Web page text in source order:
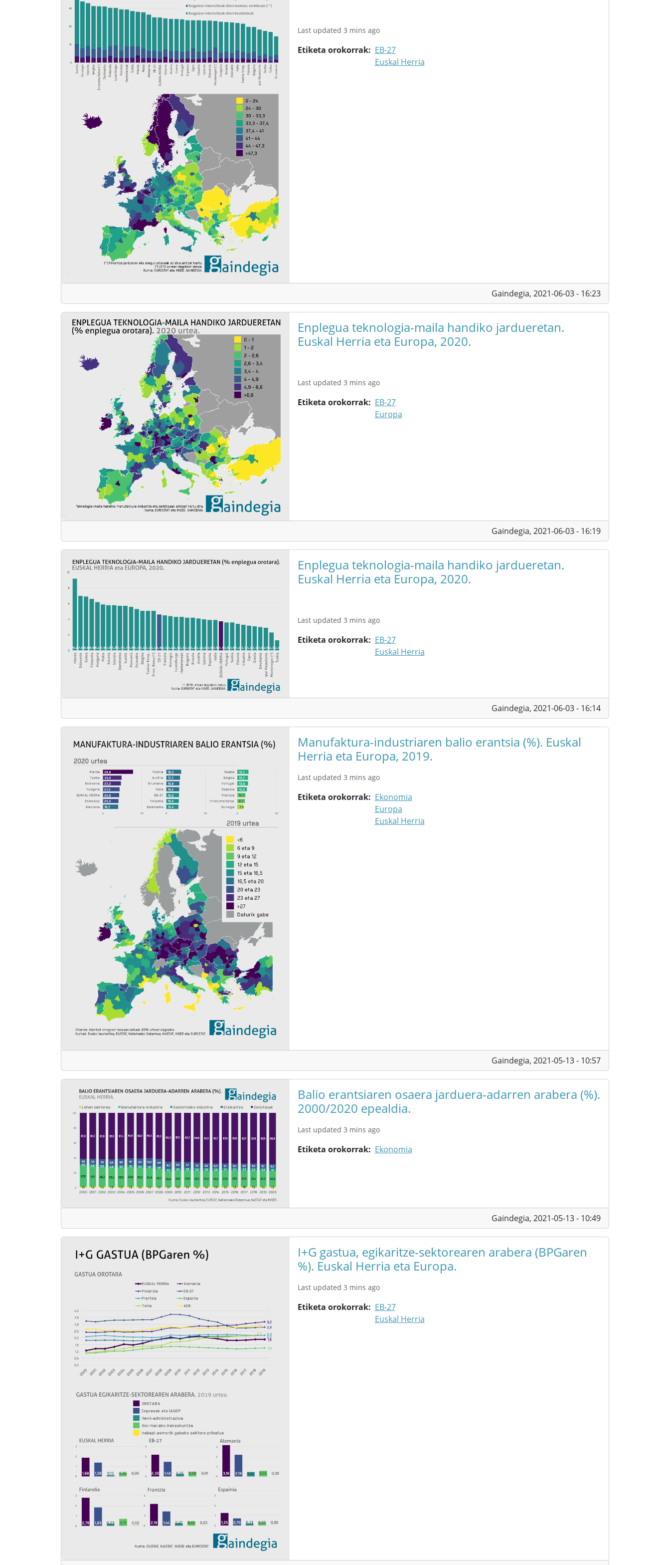
Last updated 3 mins ago
Etiketa orokorrak
EB-27
Euskal Herria
Gaindegia, 2021-06-03 - 16:23
Enplegua teknologia-maila handiko jardueretan.
Euskal Herria eta Europa, 2020.
Last updated 3 mins ago
Etiketa orokorrak
EB-27
Europa
Gaindegia, 2021-06-03 - 16:19
Enplegua teknologia-maila handiko jardueretan.
Euskal Herria eta Europa, 2020.
Last updated 3 mins ago
Etiketa orokorrak
EB-27
Euskal Herria
Gaindegia, 2021-06-03 - 16:14
Manufaktura-industriaren balio erantsia (%). Euskal
Herria eta Europa, 2019.
Last updated 3 mins ago
Etiketa orokorrak
Ekonomia
Europa
Euskal Herria
Gaindegia, 2021-05-13 - 10:57
Balio erantsiaren osaera jarduera-adarren arabera (%).
2000/2020 epealdia.
Last updated 3 mins ago
Etiketa orokorrak Ekonomia
Gaindegia, 2021-05-13 - 10:49
I+G gastua, egikaritze-sektorearen arabera (BPGaren
%). Euskal Herria eta Europa.
Last updated 3 mins ago
Etiketa orokorrak
EB-27
Euskal Herria